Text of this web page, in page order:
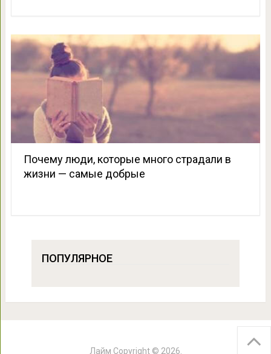
Почему люди, которые много страдали в
жизни — самые добрые
ПОПУЛЯРНОЕ
Лайм Copyright © 2026.